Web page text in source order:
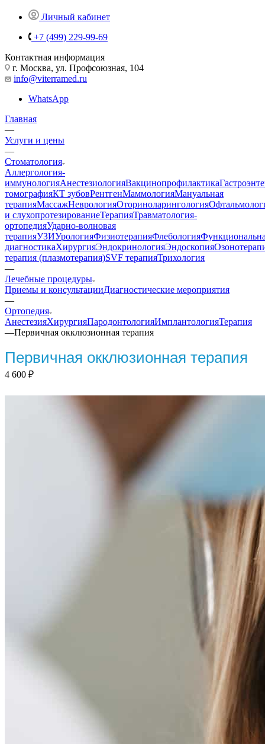
Личный кабинет
+7 (499) 229-99-69
Контактная информация
г. Москва, ул. Профсоюзная, 104
info@viterramed.ru
WhatsApp
Главная
—
Услуги и цены
—
Стоматология
Аллергология-
иммунологияАнестезиологияВакцинопрофилактика
томографияКТ зубовРентгенМаммологияМануальная
терапияМассажНеврологияОториноларингология
и слухопротезированиеТерапияТравматология-
ортопедияУдарно-волновая
терапияУЗИУрологияФизиотерапияФлебология
диагностикаХирургияЭндокринологияЭндоскопия
терапия (плазмотерапия)SVF терапияТрихология
—
Лечебные процедуры
Приемы и консультацииДиагностические мероприятия
—
Ортопедия
АнестезияХирургияПародонтологияИмплантологияТерапия
—Первичная окклюзионная терапия
Первичная окклюзионная терапия
4 600 ₽